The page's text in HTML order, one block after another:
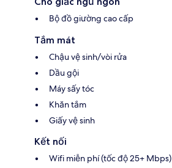
Bộ đồ giường cao cấp
Tắm mát
Chậu vệ sinh/vòi rửa
Dầu gội
Máy sấy tóc
Khăn tắm
Giấy vệ sinh
Kết nối
Wifi miễn phí (tốc độ 25+ Mbps)